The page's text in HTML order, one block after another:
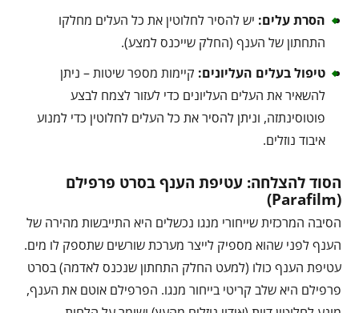
הסרת עלים: יש להסיר לחלוטין את כל העלים מחלקו
התחתון של הענף (החלק שייכנס למצע).
טיפול בעלים העליונים: קיימות מספר שיטות – ניתן
להשאיר את העלים העליונים כדי לעזור לצמח לבצע
פוטוסינתזה, וניתן להסיר את כל העלים לחלוטין כדי למנוע
איבוד נוזלים.
הסוד להצלחה: עטיפת הענף בסרט פרפילם
(Parafilm)
הסיבה המרכזית שייחורי מנגו נכשלים היא התייבשות מהירה של
הענף לפני שהוא מספיק לייצר מערכת שורשים שתספק לו מים.
עטיפת הענף כולו (למעט החלק התחתון שנכנס לאדמה) בסרט
פרפילם היא שלב קריטי בייחור מנגו. הפרפילם אוטם את הענף,